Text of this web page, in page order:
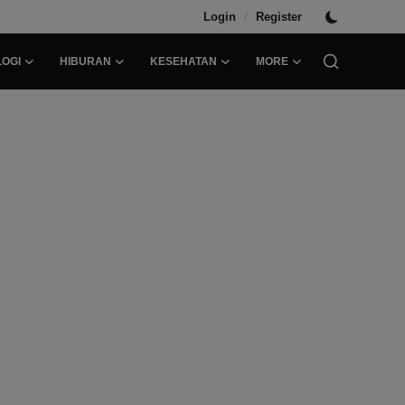
Login / Register
HIBURAN KESEHATAN MORE